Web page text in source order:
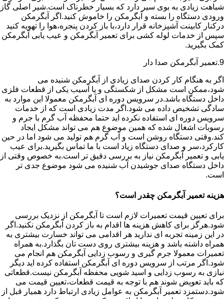
شباهت زیادی به بوی سیر دارد که بسیار خطرناک است.شیر اصلی گاز
ورودی دستگاه را بسته و آبگرمکن را خاموش کنید.اگر آبگرمکن
درکنار کابینت آشپزخانه قرار دارد،با باز کردن پنجره،هوا را تهویه کنید
سپس از خدمات لوله کشی برای تعمیر آبگرمکن و عیب یابی آبگرمکن
کمک بگیرید.
9.تعمیر آبگرمکن صدا دار
اگر به هنگام کار کردن صدای زیادی از آبگرمکن شنیده می
شود،ممکن است مشکل از شکستگی و یا آسیب یکی از قطعات فلزی
داخل دستگاه باشد.در سرویس دوره ای آبگرمکن معمولا این موارد به
سادگی تشخیص داده می شود.اگر مدت زیادی است که از خدمات
سرویس دوره ای استفاده نکرده اید حتما محفظه آب گرم با جرم و
رسوبات اشغال شده که همین موضوع هم می تواند مشکل ایجاد
کند.وقتی دستگاه روشن است و آب گرم هم تولید می شود اما در حین
کارکرد،سر و صدای دستگاه زیاد است با ما تماس بگیرید.برای عیب
یابی و تعمیر آبگرمکن نیاز به بررسی دقیق تر است.به خصوص وقتی از
داخل دستگاه صدای جوشیدن آب شنیده می شود موضوع جدی تر
است.
هزینه تعمیر آبگرمکن چقدر است؟
برای تعیین قیمت تعمیرات لازم است تا آبگرمکن از نزدیک بررسی
شود.هرگز برای کاهش هزینه ها اقدام به باز کردن آبگرمکن نکنید.اگر
در این زمینه تجربه ای ندارید هر اقدامی می تواند خسارت بیشتری به
همراه داشته باشد و هزینه بیشتری روی دست تان بگذارد.به همراه
تعمیرات معمولا جرم گیری و رسوب زدایی آبگرمکن هم انجام می
شود.اگر مرتب از سرویس دوره ای آبگرمکن استفاده کرده اید دیگر
نیازی به رسوب زدایی و اسید شویی محفظه آبگرمکن نیست.قطعاتی
که باید تعویض شوند هم با توجه به قیمت قطعات،تعیین قیمت می
شود.دستمزد تعمیر آبگرمکن به عوامل زیادی ارتباط دارد همیار قبل از